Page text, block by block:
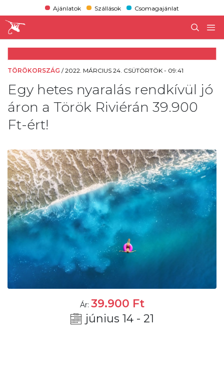
Ajánlatok Szállások Csomagajánlat
TÖRÖKORSZÁG /2022. MÁRCIUS 24. CSÜTÖRTÖK - 09:41
Egy hetes nyaralás rendkívül jó
áron a Török Riviérán 39.900
Ft-ért!
Ár: 39.900 Ft
június 14 - 21